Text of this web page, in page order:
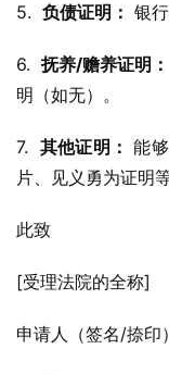
5. 负债证明： 银
6. 抚养/赡养证明：
明（如无）。
7. 其他证明： 能
片、见义勇为证明
此致
[受理法院的全称]
申请人（签名/捺印